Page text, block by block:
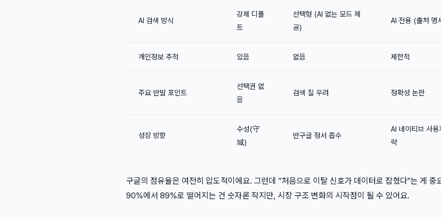
AI 검색 방식
강제 디폴
트
선택형 (AI 없는 모드 제
공)
AI 전용 (출처 명
개인정보 추적 있음 없음 제한적
주요 반발 포인트
선택권 없
음
검색 질 우려 정확성 논란
성장 방향
수성(守
城)
반구글 정서 흡수
AI 네이티브 사용
략
구글의 점유율은 여전히 압도적이에요. 그런데 “처음으로 이탈 신호가 데이터로 잡혔다"는 게 중
90%에서 89%로 떨어지는 건 숫자론 작지만, 시장 구조 변화의 시작점이 될 수 있어요.